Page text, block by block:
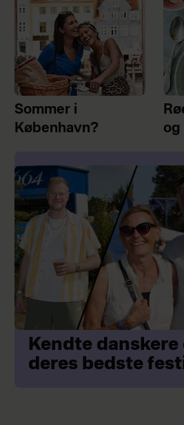
Sommer i
København?
og
Kendte danskere
deres bedste